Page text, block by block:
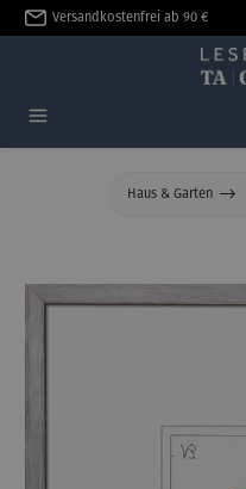
springen
Versandkostenfrei ab 90 €
Haus & Garten